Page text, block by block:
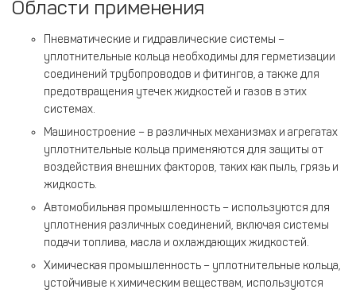
Области применения
Пневматические и гидравлические системы –
уплотнительные кольца необходимы для герметизации
соединений трубопроводов и фитингов, а также для
предотвращения утечек жидкостей и газов в этих
системах.
Машиностроение – в различных механизмах и агрегатах
уплотнительные кольца применяются для защиты от
воздействия внешних факторов, таких как пыль, грязь и
жидкость.
Автомобильная промышленность – используются для
уплотнения различных соединений, включая системы
подачи топлива, масла и охлаждающих жидкостей.
Химическая промышленность – уплотнительные кольца,
устойчивые к химическим веществам, используются